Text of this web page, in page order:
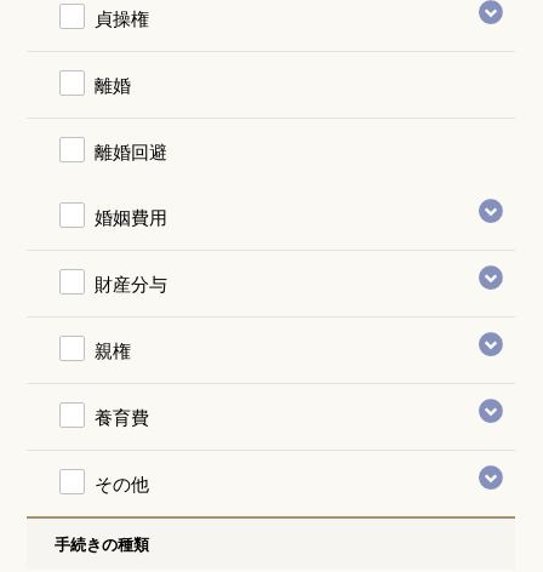
貞操権
離婚
離婚回避
婚姻費用
財産分与
親権
養育費
その他
手続きの種類